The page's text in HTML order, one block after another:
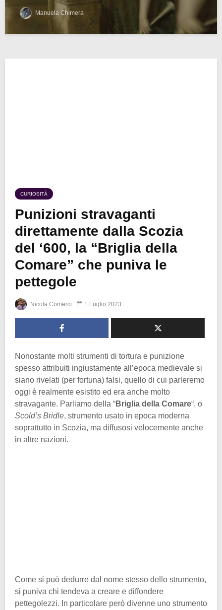
Manuela Chimera
CURIOSITÀ
Punizioni stravaganti
direttamente dalla Scozia
del ‘600, la “Briglia della
Comare” che puniva le
pettegole
Nicola Comerci 1 Luglio 2023
Nonostante molti strumenti di tortura e punizione
spesso attribuiti ingiustamente all’epoca medievale si
siano rivelati (per fortuna) falsi, quello di cui parleremo
oggi è realmente esistito ed era anche molto
stravagante. Parliamo della “Briglia della Comare“, o
Scold’s Bridle, strumento usato in epoca moderna
soprattutto in Scozia, ma diffusosi velocemente anche
in altre nazioni.
Come si può dedurre dal nome stesso dello strumento,
si puniva chi tendeva a creare e diffondere
pettegolezzi. In particolare però divenne uno strumento